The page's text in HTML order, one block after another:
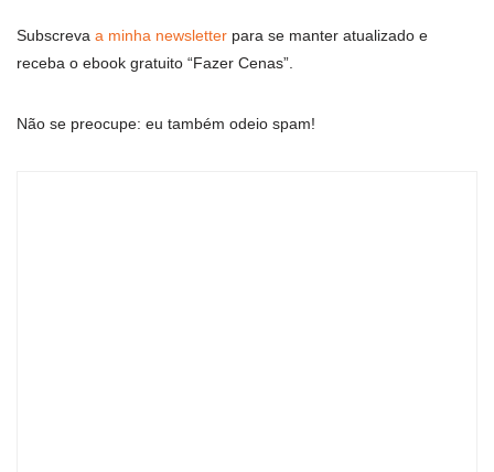
Subscreva a minha newsletter para se manter atualizado e
receba o ebook gratuito “Fazer Cenas”.
Não se preocupe: eu também odeio spam!